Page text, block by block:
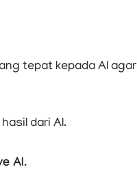
tepat kepada AI agar
dari AI.
AI.